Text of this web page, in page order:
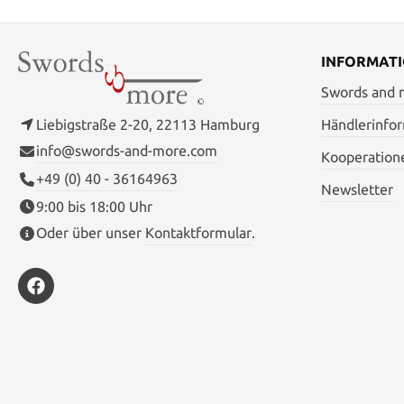
Liebigstraße 2-20, 22113 Hamburg
info@swords-and-more.com
+49 (0) 40 - 36164963
9:00 bis 18:00 Uhr
Oder über unser Kontaktformular.
Swords and
Newsletter